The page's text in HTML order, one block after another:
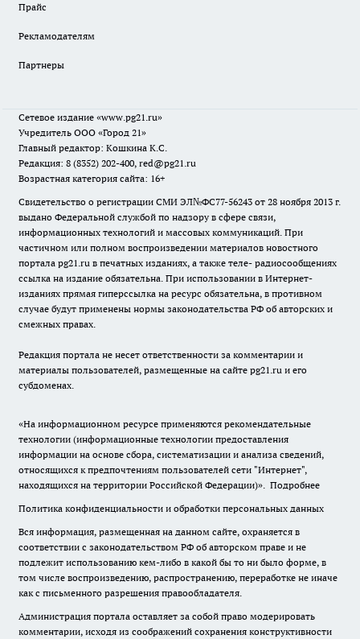
Прайс
Рекламодателям
Партнеры
Сетевое издание «www.pg21.ru»
Учредитель ООО «Город 21»
Главный редактор: Кошкина К.С.
Редакция: 8 (8352) 202-400, red@pg21.ru
Возрастная категория сайта: 16+
Свидетельство о регистрации СМИ ЭЛ№ФС77-56243 от 28 ноября 2013 г.
выдано Федеральной службой по надзору в сфере связи,
информационных технологий и массовых коммуникаций. При
частичном или полном воспроизведении материалов новостного
портала pg21.ru в печатных изданиях, а также теле- радиосообщениях
ссылка на издание обязательна. При использовании в Интернет-
изданиях прямая гиперссылка на ресурс обязательна, в противном
случае будут применены нормы законодательства РФ об авторских и
смежных правах.
Редакция портала не несет ответственности за комментарии и
материалы пользователей, размещенные на сайте pg21.ru и его
субдоменах.
«На информационном ресурсе применяются рекомендательные
технологии (информационные технологии предоставления
информации на основе сбора, систематизации и анализа сведений,
относящихся к предпочтениям пользователей сети "Интернет",
находящихся на территории Российской Федерации)». Подробнее
Политика конфиденциальности и обработки персональных данных
Вся информация, размещенная на данном сайте, охраняется в
соответствии с законодательством РФ об авторском праве и не
подлежит использованию кем-либо в какой бы то ни было форме, в
том числе воспроизведению, распространению, переработке не иначе
как с письменного разрешения правообладателя.
Администрация портала оставляет за собой право модерировать
комментарии, исходя из соображений сохранения конструктивности